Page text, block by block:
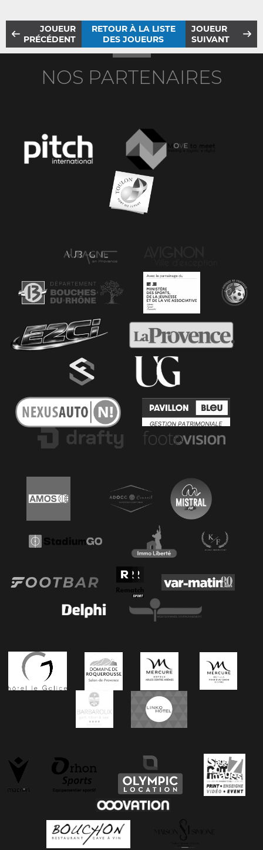
JOUEUR
PRÉCÉDENT
RETOUR À LA LISTE
DES JOUEURS
JOUEUR
SUIVANT
NOS PARTENAIRES